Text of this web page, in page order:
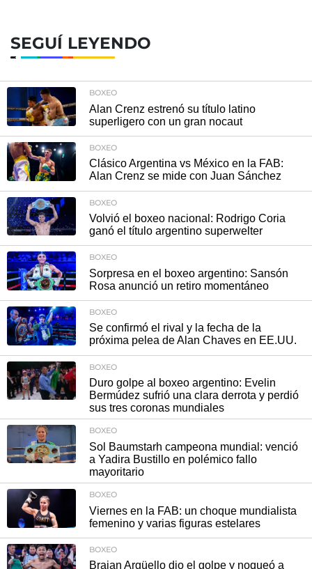
SEGUÍ LEYENDO
BOXEO
Alan Crenz estrenó su título latino
superligero con un gran nocaut
BOXEO
Clásico Argentina vs México en la FAB:
Alan Crenz se mide con Juan Sánchez
BOXEO
Volvió el boxeo nacional: Rodrigo Coria
ganó el título argentino superwelter
BOXEO
Sorpresa en el boxeo argentino: Sansón
Rosa anunció un retiro momentáneo
BOXEO
Se confirmó el rival y la fecha de la
próxima pelea de Alan Chaves en EE.UU.
BOXEO
Duro golpe al boxeo argentino: Evelin
Bermúdez sufrió una clara derrota y perdió
sus tres coronas mundiales
BOXEO
Sol Baumstarh campeona mundial: venció
a Yadira Bustillo en polémico fallo
mayoritario
BOXEO
Viernes en la FAB: un choque mundialista
femenino y varias figuras estelares
BOXEO
Braian Argüello dio el golpe y noqueó a